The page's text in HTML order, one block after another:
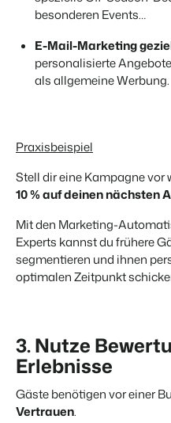
besonderen Events…
E-Mail-Marketing
personalisierte
als allgemeine Werbung.
Praxisbeispiel
Stell dir eine Kampagne vor
10 % auf deinen nächsten
Mit den Marketing-
Experts kannst du frühere
segmentieren und ihnen
optimalen Zeitpunkt
3. Nutze
Erlebnisse
Gäste benötigen vor einer
Vertrauen.